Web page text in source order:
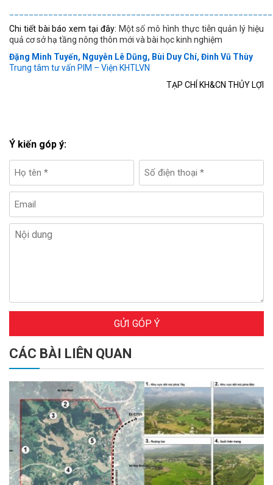
Chi tiết bài báo xem tại đây: Một số mô hình thực tiễn quản lý hiệu
quả cơ sở hạ tầng nông thôn mới và bài học kinh nghiệm
Đặng Minh Tuyến, Nguyễn Lê Dũng, Bùi Duy Chí, Đinh Vũ Thùy
Trung tâm tư vấn PIM – Viện KHTLVN
TẠP CHÍ KH&CN THỦY LỢI
Ý kiến góp ý:
GỬI GÓP Ý
CÁC BÀI LIÊN QUAN